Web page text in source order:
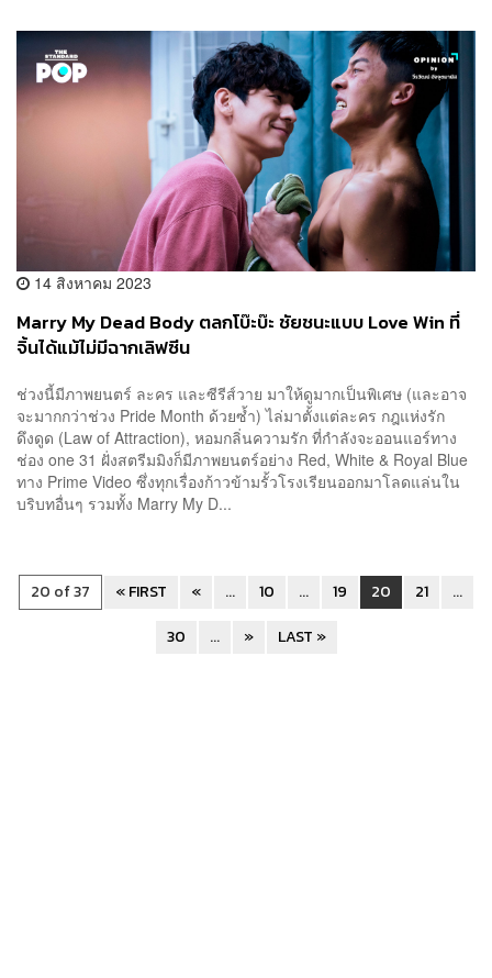
14 สิงหาคม 2023
Marry My Dead Body ตลกโบ๊ะบ๊ะ ชัยชนะแบบ Love Win ที่
จิ้นได้แม้ไม่มีฉากเลิฟซีน
ช่วงนี้มีภาพยนตร์ ละคร และซีรีส์วาย มาให้ดูมากเป็นพิเศษ (และอาจ
จะมากกว่าช่วง Pride Month ด้วยซ้ำ) ไล่มาตั้งแต่ละคร กฎแห่งรัก
ดึงดูด (Law of Attraction), หอมกลิ่นความรัก ที่กำลังจะออนแอร์ทาง
ช่อง one 31 ฝั่งสตรีมมิงก็มีภาพยนตร์อย่าง Red, White & Royal Blue
ทาง Prime Video ซึ่งทุกเรื่องก้าวข้ามรั้วโรงเรียนออกมาโลดแล่นใน
บริบทอื่นๆ รวมทั้ง Marry My D...
20 of 37 « FIRST « ... 10 ... 19 20 21
...
30
... » LAST »